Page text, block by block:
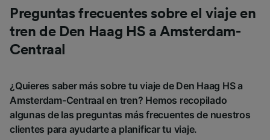
Preguntas frecuentes sobre el viaje en
tren de Den Haag HS a Amsterdam-
Centraal
¿Quieres saber más sobre tu viaje de Den Haag HS a
Amsterdam-Centraal en tren? Hemos recopilado
algunas de las preguntas más frecuentes de nuestros
clientes para ayudarte a planificar tu viaje.